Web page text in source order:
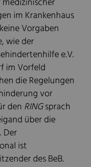
im Krankenhaus
Vorgaben
wie der
e.V.
im Vorfeld
die Regelungen
vor
den RINGsprach
über die
Der
ist
des BeB.